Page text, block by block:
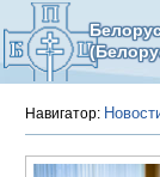
Навигатор: